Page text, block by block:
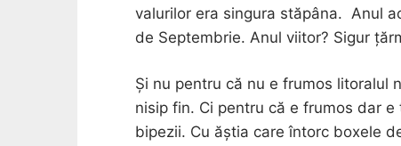
valurilor era singura stăpâna. Anul
de Septembrie. Anul viitor? Sigur
Și nu pentru că nu e frumos litoralul
nisip fin. Ci pentru că e frumos dar
bipezii. Cu ăștia care întorc boxele